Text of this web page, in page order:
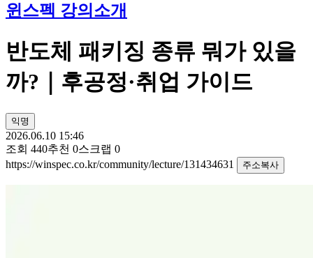
윈스펙 강의소개
반도체 패키징 종류 뭐가 있을
까?｜후공정·취업 가이드
익명
2026.06.10 15:46
조회 440추천 0스크랩 0
https://winspec.co.kr/community/lecture/131434631
주소복사